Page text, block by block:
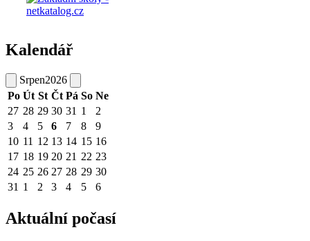
Kalendář
Srpen2026
Po Út St Čt Pá So Ne
27 28 29 30 31 1
2
3
4 5 6 7 8
9
10 11 12 13 14 15 16
17 18 19 20 21 22 23
24 25 26 27 28 29 30
31 1 2 3 4 5 6
Aktuální počasí